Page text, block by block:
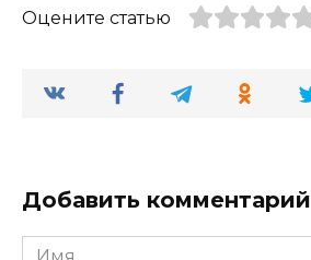
Оцените статью
Добавить комментарий
Имя